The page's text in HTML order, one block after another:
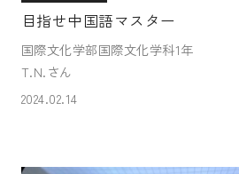
目指せ中国語マスター
国際文化学部国際文化学科1年
T.N.さん
2024.02.14